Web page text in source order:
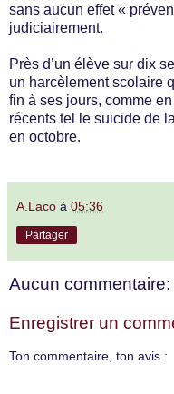
sans aucun effet «
judiciairement.
Près d’un élève sur dix
un harcèlement scolaire
fin à ses jours, comme
récents tel le suicide de
en octobre.
A.Laco à 05:36
Partager
Aucun commentaire:
Enregistrer un
Ton commentaire, ton avis :